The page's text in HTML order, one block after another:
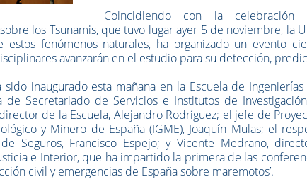
Coincidiendo con la
los Tsunamis, que tuvo lugar ayer 5 de noviembre, la
estos fenómenos naturales, ha organizado un evento
avanzarán en el estudio para su detección,
sido inaugurado esta mañana en la Escuela de
Secretariado de Servicios e Institutos de
de la Escuela, Alejandro Rodríguez; el jefe de
y Minero de España (IGME), Joaquín Mulas; el
Seguros, Francisco Espejo; y Vicente Medrano,
e Interior, que ha impartido la primera de las
civil y emergencias de España sobre maremotos’.